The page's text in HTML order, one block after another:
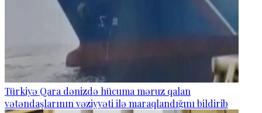
Türkiyə Qara dənizdə hücuma məruz qalan
vətəndaşlarının vəziyyəti ilə maraqlandığını bildirib